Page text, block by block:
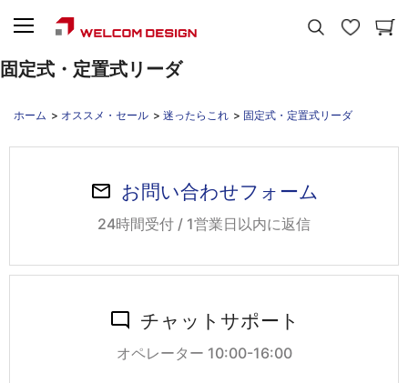
固定式・定置式リーダ
ホーム > オススメ・セール > 迷ったらこれ > 固定式・定置式リーダ
お問い合わせフォーム
24時間受付 / 1営業日以内に返信
チャットサポート
オペレーター 10:00-16:00